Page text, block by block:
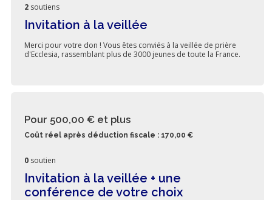
2 soutiens
Invitation à la veillée
Merci pour votre don ! Vous êtes conviés à la veillée de prière
d'Ecclesia, rassemblant plus de 3000 jeunes de toute la France.
Pour 500,00 € et plus
Coût réel après déduction fiscale : 170,00 €
0 soutien
Invitation à la veillée + une
conférence de votre choix